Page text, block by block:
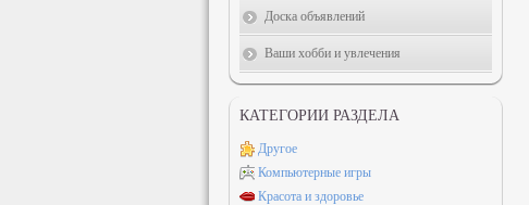
Доска объявлений
Ваши хобби и увлечения
КАТЕГОРИИ РАЗДЕЛА
Другое
Компьютерные игры
Красота и здоровье